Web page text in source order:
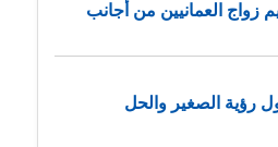
زواج العمانيين من أجانب
رؤية الصغير والحل